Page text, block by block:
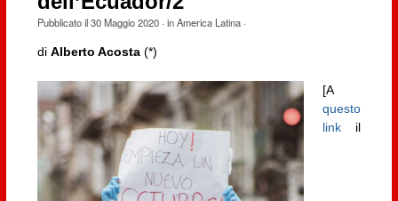
Pubblicato il30 Maggio 2020· inAmerica Latina·
di Alberto Acosta (*)
[A
questo
linkil